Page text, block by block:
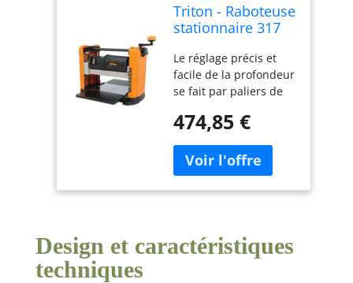
Triton - Raboteuse
stationnaire 317
TPT125 (583534)
Le réglage précis et
facile de la profondeur
se fait par paliers de
la tête de coupe de 3,2
grande polyvalence La
conception à 4
colonnes procure une
profondeur de coupe
Les grandes tables
474,85 €
Design et caractéristiques
techniques